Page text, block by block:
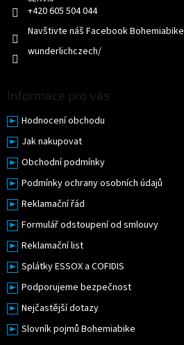
+420 605 504 044
Navštivte náš Facebook Bohemiabike
wunderlichczech/
Informace pro vás
Hodnocení obchodu
Jak nakupovat
Obchodní podmínky
Podmínky ochrany osobních údajů
Reklamační řád
Formulář odstoupení od smlouvy
Reklamační list
Splátky ESSOX a COFIDIS
Podporujeme bezpečnost
Nejčastější dotazy
Slovník pojmů Bohemiabike